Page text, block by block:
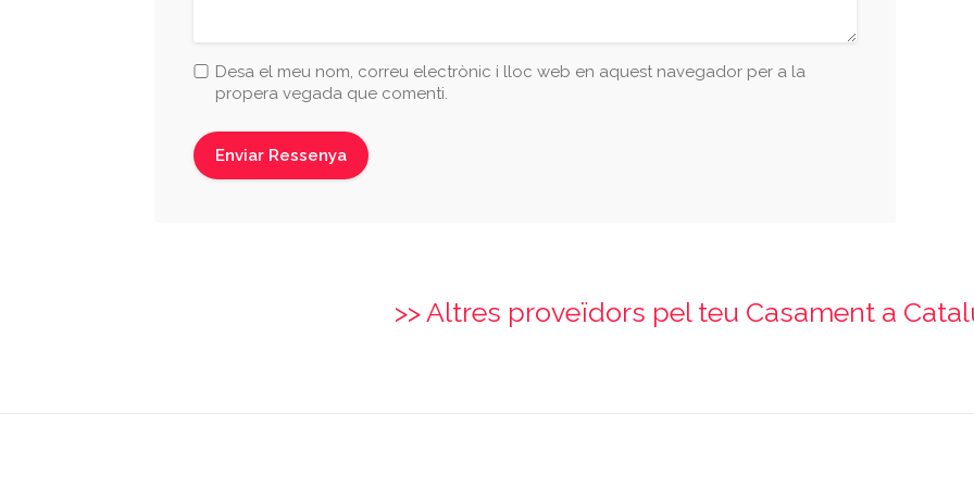
Desa el meu nom, correu electrònic i lloc web en aquest navegador per a la
propera vegada que comenti.
>> Altres proveïdors pel teu Casament a